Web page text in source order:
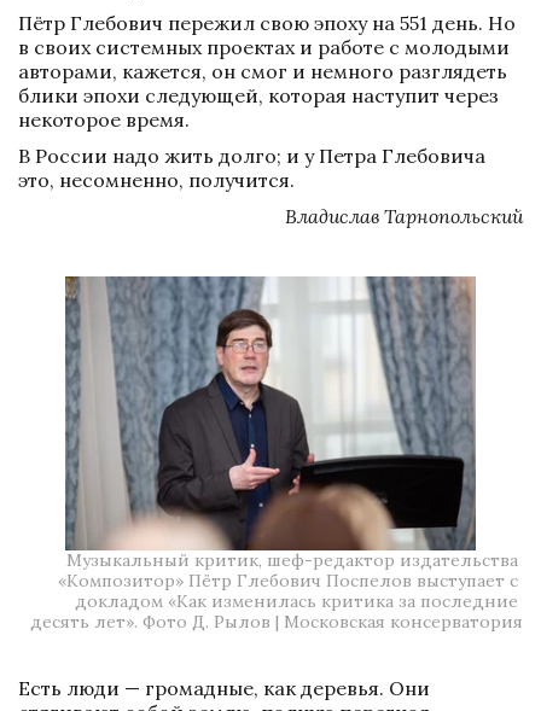
Пётр Глебович пережил свою эпоху на 551 день. Но
в своих системных проектах и работе с молодыми
авторами, кажется, он смог и немного разглядеть
блики эпохи следующей, которая наступит через
некоторое время.
В России надо жить долго; и у Петра Глебовича
это, несомненно, получится.
Владислав Тарнопольский
Музыкальный критик, шеф-редактор издательства
«Композитор» Пётр Глебович Поспелов выступает с
докладом «Как изменилась критика за последние
десять лет». Фото Д. Рылов | Московская консерватория
Есть люди — громадные, как деревья. Они